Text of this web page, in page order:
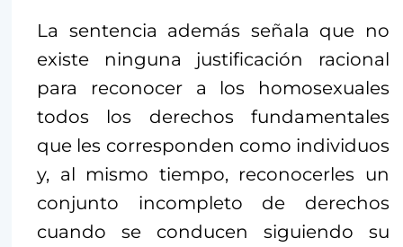
La sentencia además señala que no
existe ninguna justificación racional
para reconocer a los homosexuales
todos los derechos fundamentales
que les corresponden como individuos
y, al mismo tiempo, reconocerles un
conjunto incompleto de derechos
cuando se conducen siguiendo su